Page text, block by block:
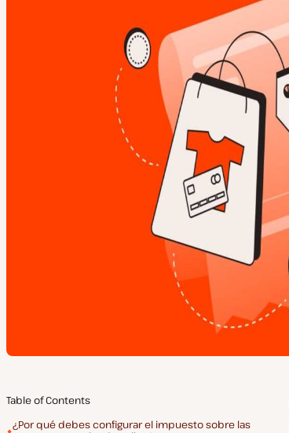
Table of Contents
¿Por qué debes configurar el impuesto sobre las